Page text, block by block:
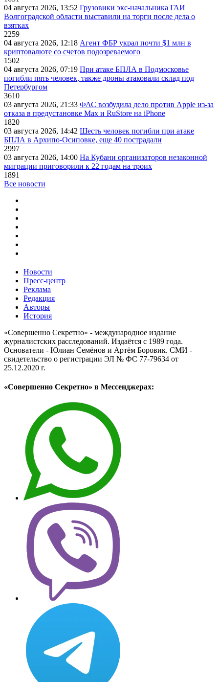
04 августа 2026, 13:52 Грузовики экс-начальника ГАИ
Волгоградской области выставили на торги после дела о
взятках
2259
04 августа 2026, 12:18 Агент ФБР украл почти $1 млн в
криптовалюте со счетов подозреваемого
1502
04 августа 2026, 07:19 При атаке БПЛА в Подмосковье
погибли пять человек, также дроны атаковали склад под
Петербургом
3610
03 августа 2026, 21:33 ФАС возбудила дело против Apple из-за
отказа в предустановке Max и RuStore на iPhone
1820
03 августа 2026, 14:42 Шесть человек погибли при атаке
БПЛА в Архипо-Осиповке, еще 40 пострадали
2997
03 августа 2026, 14:00 На Кубани организаторов незаконной
миграции приговорили к 22 годам на троих
1891
Все новости
Новости
Пресс-центр
Реклама
Редакция
Авторы
История
«Совершенно Секретно» - международное издание
журналистских расследований. Издаётся с 1989 года.
Основатели - Юлиан Семёнов и Артём Боровик. CМИ -
свидетельство о регистрации ЭЛ № ФС 77-79634 от
25.12.2020 г.
«Совершенно Секретно» в Мессенджерах: